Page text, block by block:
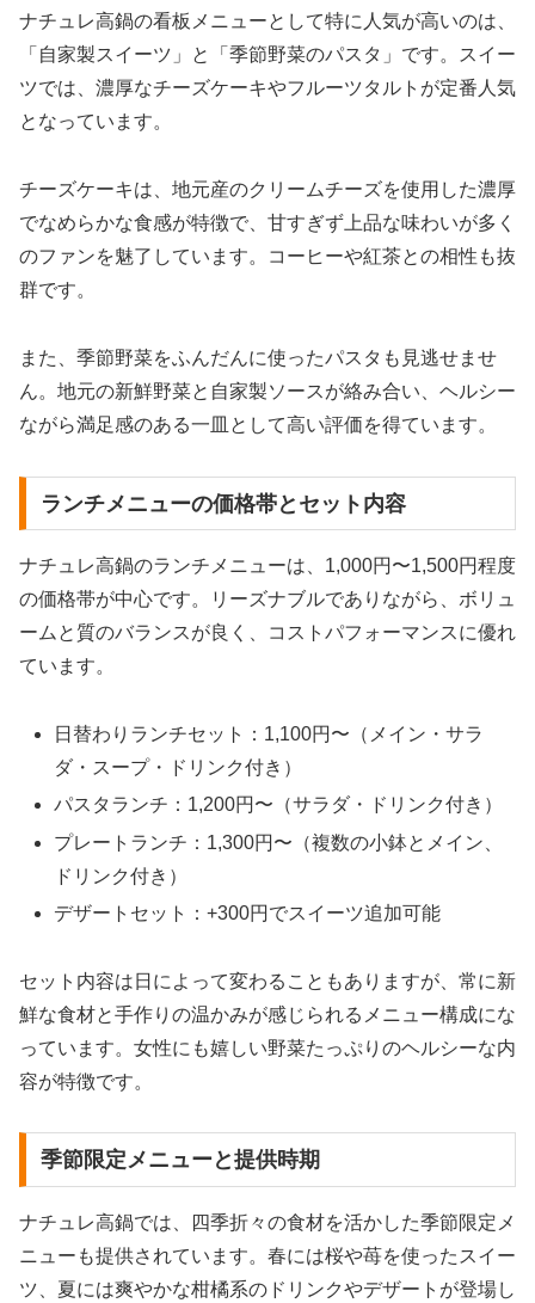
ナチュレ高鍋の看板メニューとして特に人気が高いのは、
「自家製スイーツ」と「季節野菜のパスタ」です。スイー
ツでは、濃厚なチーズケーキやフルーツタルトが定番人気
となっています。
チーズケーキは、地元産のクリームチーズを使用した濃厚
でなめらかな食感が特徴で、甘すぎず上品な味わいが多く
のファンを魅了しています。コーヒーや紅茶との相性も抜
群です。
また、季節野菜をふんだんに使ったパスタも見逃せませ
ん。地元の新鮮野菜と自家製ソースが絡み合い、ヘルシー
ながら満足感のある一皿として高い評価を得ています。
ランチメニューの価格帯とセット内容
ナチュレ高鍋のランチメニューは、1,000円〜1,500円程度
の価格帯が中心です。リーズナブルでありながら、ボリュ
ームと質のバランスが良く、コストパフォーマンスに優れ
ています。
日替わりランチセット：1,100円〜（メイン・サラ
ダ・スープ・ドリンク付き）
パスタランチ：1,200円〜（サラダ・ドリンク付き）
プレートランチ：1,300円〜（複数の小鉢とメイン、
ドリンク付き）
デザートセット：+300円でスイーツ追加可能
セット内容は日によって変わることもありますが、常に新
鮮な食材と手作りの温かみが感じられるメニュー構成にな
っています。女性にも嬉しい野菜たっぷりのヘルシーな内
容が特徴です。
季節限定メニューと提供時期
ナチュレ高鍋では、四季折々の食材を活かした季節限定メ
ニューも提供されています。春には桜や苺を使ったスイー
ツ、夏には爽やかな柑橘系のドリンクやデザートが登場し